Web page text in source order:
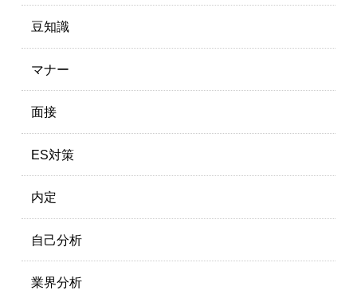
豆知識
マナー
面接
ES対策
内定
自己分析
業界分析